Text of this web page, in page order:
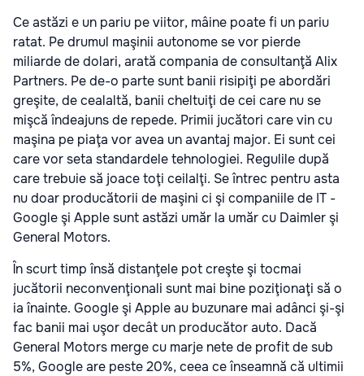
Ce astăzi e un pariu pe viitor, mâine poate fi un pariu
ratat. Pe drumul maşinii autonome se vor pierde
miliarde de dolari, arată compania de consultanţă Alix
Partners. Pe de-o parte sunt banii risipiţi pe abordări
greşite, de cealaltă, banii cheltuiţi de cei care nu se
mişcă îndeajuns de repede. Primii jucători care vin cu
maşina pe piaţa vor avea un avantaj major. Ei sunt cei
care vor seta standardele tehnologiei. Regulile după
care trebuie să joace toţi ceilalţi. Se întrec pentru asta
nu doar producătorii de maşini ci şi companiile de IT -
Google şi Apple sunt astăzi umăr la umăr cu Daimler şi
General Motors.
În scurt timp însă distanţele pot creşte şi tocmai
jucătorii neconvenţionali sunt mai bine poziţionaţi să o
ia înainte. Google şi Apple au buzunare mai adânci şi-şi
fac banii mai uşor decât un producător auto. Dacă
General Motors merge cu marje nete de profit de sub
5%, Google are peste 20%, ceea ce înseamnă că ultimii